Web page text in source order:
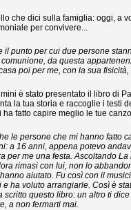
che dici sulla famiglia: oggi, a
per convivere...
il punto per cui due persone
da questa
poi per me, con la sua
è stato presentato il libro di
la tua storia e raccoglie i testi
ha fatto capire meglio le tue
le persone che mi hanno fatto
a 16 anni, appena potevo
per me una festa. Ascoltando
rimasi con lui, non lo
aiutato. Fu così con il
ha voluto arrangiarle. Così è
scritto questo libro: un altro ti
a non fermarti mai.